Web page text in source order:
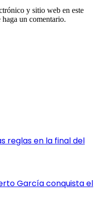
y sitio web en este
un comentario.
reglas en la final del
García conquista el